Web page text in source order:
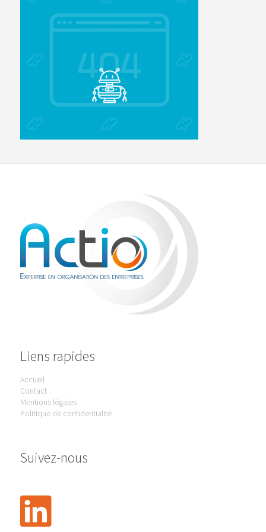
Liens rapides
Accueil
Contact
Mentions légales
Politique de confidentialité
Suivez-nous